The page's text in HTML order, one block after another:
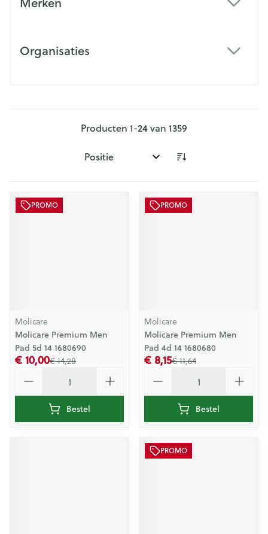
Organisaties
Producten 1-24van 1359
Sorteer op:
PROMO
Molicare
Molicare Premium Men
Pad 5d 14 1680690
€ 14,28
€ 10,00
Bestel
PROMO
Molicare
Molicare Premium Men
Pad 4d 14 1680680
€ 11,64
€ 8,15
Bestel
PROMO